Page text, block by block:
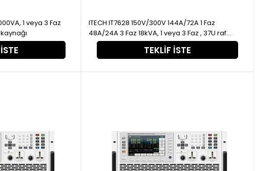
TEKLIF İSTE
ITECH IT7628 150V/300V 144A/72A 1 Faz
48A/24A 3 Faz 18kVA, 1 veya 3 Faz , 37U raf
Programlanabilir AC Güç kaynağı